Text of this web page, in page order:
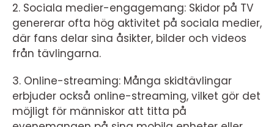
2. Sociala medier-engagemang: Skidor på TV
genererar ofta hög aktivitet på sociala medier,
där fans delar sina åsikter, bilder och videos
från tävlingarna.
3. Online-streaming: Många skidtävlingar
erbjuder också online-streaming, vilket gör det
möjligt för människor att titta på